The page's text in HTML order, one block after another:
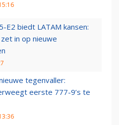
E2 biedt LATAM kansen:
in op nieuwe
tegenvaller:
eerste 777-9’s te